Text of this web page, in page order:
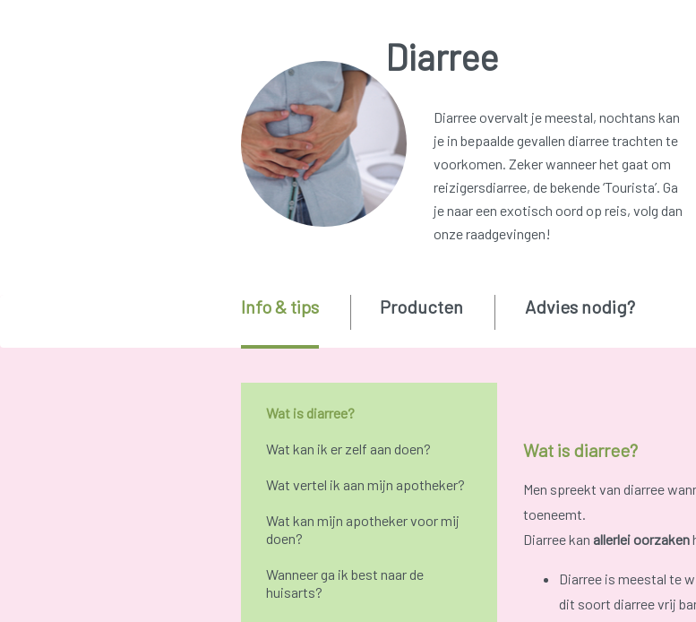
Diarree
Diarree overvalt je meestal, nochtans kan
je in bepaalde gevallen diarree trachten te
voorkomen. Zeker wanneer het gaat om
reizigersdiarree, de bekende ‘Tourista’. Ga
je naar een exotisch oord op reis, volg dan
onze raadgevingen!
Wat is diarree?
Wat kan ik er zelf aan doen?
Wat vertel ik aan mijn apotheker?
Wat kan mijn apotheker voor mij
doen?
Wanneer ga ik best naar de
huisarts?
Info & tips Producten Advies nodig?
Wat is diarree?
Men spreekt van diarree
toeneemt.
Diarree kan allerlei oorzaken
Diarree is meestal te
dit soort diarree vrij